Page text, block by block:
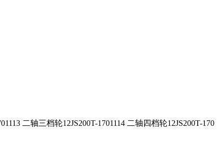
二轴三档轮12JS200T-1701114 二轴四档轮12JS200T-170